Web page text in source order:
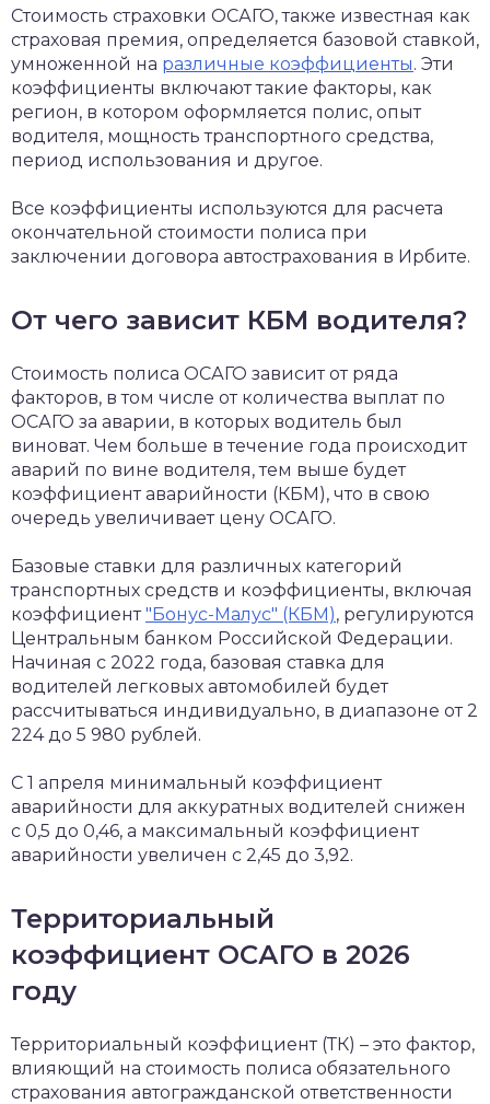
Стоимость страховки ОСАГО, также известная как
страховая премия, определяется базовой ставкой,
умноженной на различные коэффициенты. Эти
коэффициенты включают такие факторы, как
регион, в котором оформляется полис, опыт
водителя, мощность транспортного средства,
период использования и другое.
Все коэффициенты используются для расчета
окончательной стоимости полиса при
заключении договора автострахования в Ирбите.
От чего зависит КБМ водителя?
Стоимость полиса ОСАГО зависит от ряда
факторов, в том числе от количества выплат по
ОСАГО за аварии, в которых водитель был
виноват. Чем больше в течение года происходит
аварий по вине водителя, тем выше будет
коэффициент аварийности (КБМ), что в свою
очередь увеличивает цену ОСАГО.
Базовые ставки для различных категорий
транспортных средств и коэффициенты, включая
коэффициент"Бонус-Малус" (КБМ), регулируются
Центральным банком Российской Федерации.
Начиная с 2022 года, базовая ставка для
водителей легковых автомобилей будет
рассчитываться индивидуально, в диапазоне от 2
224 до 5 980 рублей.
С 1 апреля минимальный коэффициент
аварийности для аккуратных водителей снижен
с 0,5 до 0,46, а максимальный коэффициент
аварийности увеличен с 2,45 до 3,92.
Территориальный
коэффициент ОСАГО в 2026
году
Территориальный коэффициент (ТК) – это фактор,
влияющий на стоимость полиса обязательного
страхования автогражданской ответственности